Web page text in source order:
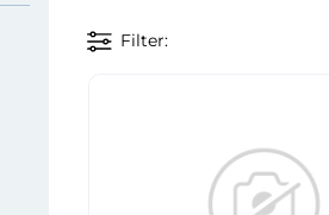
Filter